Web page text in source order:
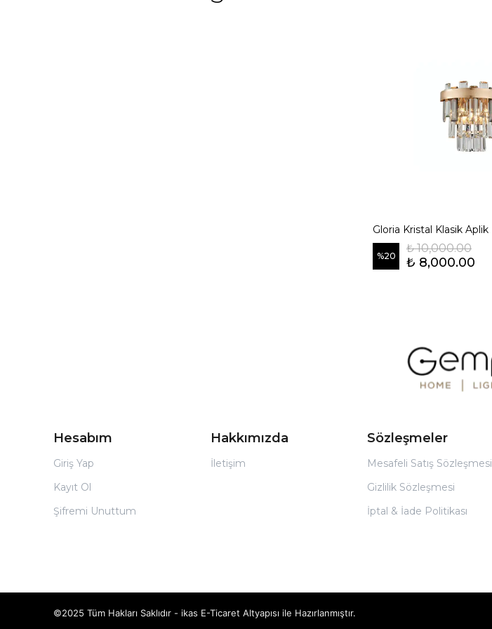
Gloria Kristal Klasik Aplik
%20
₺ 10,000.00
₺ 8,000.00
Hesabım
Giriş Yap
Kayıt Ol
Şifremi Unuttum
Hakkımızda
İletişim
Sözleşmeler
Mesafeli Satış Sözleşmesi
Gizlilik Sözleşmesi
İptal & İade Politikası
©2025 Tüm Hakları Saklıdır - ikas E-Ticaret Altyapısı ile Hazırlanmıştır.